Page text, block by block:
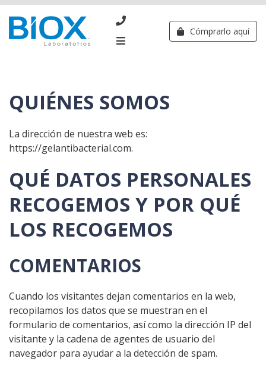
Cómprarlo aquí
QUIÉNES SOMOS
La dirección de nuestra web es:
https://gelantibacterial.com.
QUÉ DATOS PERSONALES
RECOGEMOS Y POR QUÉ
LOS RECOGEMOS
COMENTARIOS
Cuando los visitantes dejan comentarios en la web,
recopilamos los datos que se muestran en el
formulario de comentarios, así como la dirección IP del
visitante y la cadena de agentes de usuario del
navegador para ayudar a la detección de spam.